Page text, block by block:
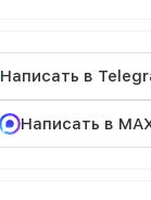
Написать в
Написать в